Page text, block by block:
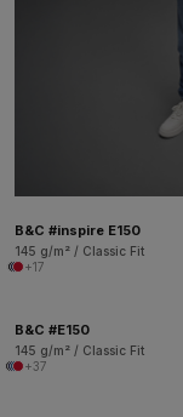
B&C #inspire E150
145 g/m² / Classic Fit
+17
B&C #E150
145 g/m² / Classic Fit
+37